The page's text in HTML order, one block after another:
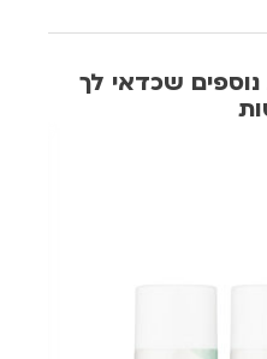
נוספים שכדאי לך